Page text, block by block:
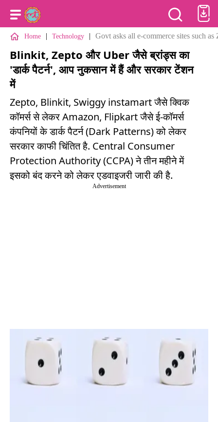
Home | Technology | Govt asks all e-commerce sites such
Blinkit, Zepto और Uber जैसे ब्रांड्स का
'डार्क पैटर्न', आप नुकसान में हैं और सरकार टेंशन
में
Zepto, Blinkit, Swiggy instamart जैसे क्विक
कॉमर्स से लेकर Amazon, Flipkart जैसे ई-कॉमर्स
कंपनियों के डार्क पैटर्न (Dark Patterns) को लेकर
सरकार काफी चिंतित है. Central Consumer
Protection Authority (CCPA) ने तीन महीने में
इसको बंद करने को लेकर एडवाइजरी जारी की है.
Advertisement